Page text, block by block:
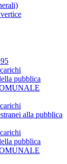
pubblica
alla pubblica
pubblica